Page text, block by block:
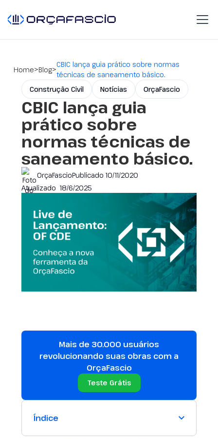
Home>Blog>CBIC lança guia prático sobre normas
técnicas de saneamento básico.
Construção Civil
Notícias OrçaFascio
CBIC lança guia
prático sobre
normas técnicas de
saneamento básico.
OrçaFascioPublicado10/11/2020
Atualizado18/6/2025
Mais de 30.000 usuários
revolucionando suas obras com a
OrçaFascio
Teste Grátis
Índice